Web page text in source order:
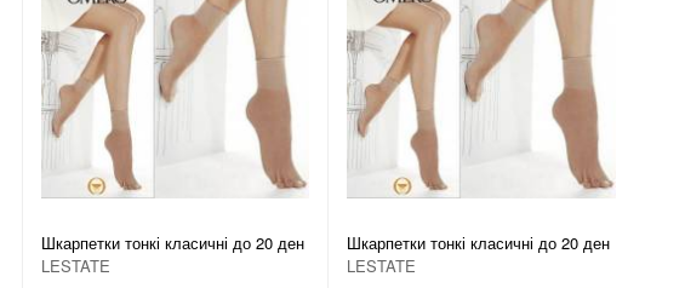
Шкарпетки тонкі класичні до 20 ден
LESTATE
Шкарпетки тонкі класичні до 20 ден
LESTATE